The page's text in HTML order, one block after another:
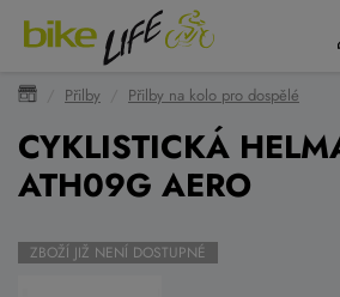
Přilby Přilby na kolo pro dospělé
CYKLISTICKÁ
ATH09G AERO
ZBOŽÍ JIŽ NENÍ DOSTUPNÉ